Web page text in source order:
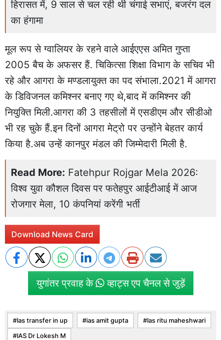
हिरासत में, 9 साल से चल रही थी चंगाई सभाएं, बजरंग दल
का हंगामा
मूल रूप से ग्वालियर के रहने वाले आईएएस अमित गुप्ता
2005 बैच के अफसर हैं. चिकित्सा शिक्षा विभाग के सचिव भी
रहे और आगरा के मण्डलायुक्त का पद संभाला.2021 में आगरा
के डिविजनल कमिश्नर बनाए गए थे,बाद में कमिश्नर की
नियुक्ति मिली.आगरा की 3 तहसीलों में एसडीएम और सीडीओ
भी रह चुके हैं.इन दिनों आगरा मेट्रो पर उन्होंने बेहतर कार्य
किया है.अब उन्हें कानपुर मंडल की जिम्मेदारी मिली है.
Read More: Fatehpur Rojgar Mela 2026:
विश्व युवा कौशल दिवस पर फतेहपुर आईटीआई में आज
रोजगार मेला, 10 कंपनियां करेंगी भर्ती
Download News Card
युगांतर प्रवाह के व्हाट्स एप चैनल से जुड़ें
Ias transfer in up ias amit gupta Ias ritu maheshwari
IAS Dr Lokesh M